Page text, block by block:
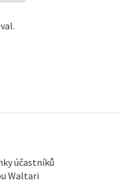
účastníků
Waltari